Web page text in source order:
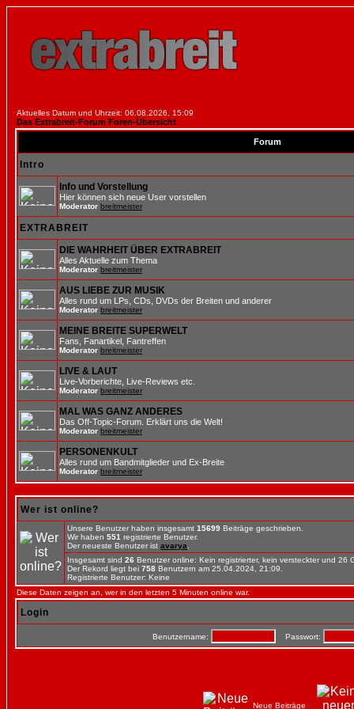
Aktuelles Datum und Uhrzeit: 06.08.2026, 15:09
Das Extrabreit-Forum Foren-Übersicht
Forum
Intro
Info und Vorstellung
Hier können sich neue User vorstellen
Moderator breitmeister
EXTRABREIT
DIE WAHRHEIT ÜBER EXTRABREIT
Alles Aktuelle zum Thema
Moderator breitmeister
AUS LIEBE ZUR MUSIK
Alles rund um LPs, CDs, DVDs der Breiten und anderer
Moderator breitmeister
MEINE BREITE SUPERWELT
Fans, Fanartikel, Fantreffen
Moderator breitmeister
LIVE & LAUT
Live-Vorberichte, Live-Reviews etc.
Moderator breitmeister
MAL WAS GANZ ANDERES
Das Off-Topic-Forum. Erklärt uns die Welt!
Moderator breitmeister
PERSONENKULT
Alles rund um Bandmitglieder und Ex-Breite
Moderator breitmeister
Wer ist online?
Unsere Benutzer haben insgesamt 15699 Beiträge geschrieben.
Wir haben 551 registrierte Benutzer.
Der neueste Benutzer ist avarya
Insgesamt sind 26 Benutzer online: Kein registrierter, kein versteckter und
Der Rekord liegt bei 758 Benutzern am 25.04.2024, 21:09.
Registrierte Benutzer: Keine
Diese Daten zeigen an, wer in den letzten 5 Minuten online war.
Login
Benutzername: Passwort:
Neue Beiträge